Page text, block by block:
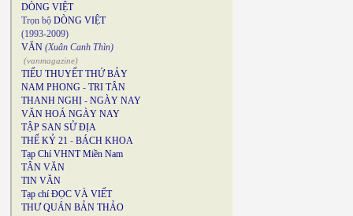
DÒNG VIỆT
Trọn bộ DÒNG VIỆT
(1993-2009)
VĂN (Xuân Canh Thìn)
(vanmagazine)
TIỂU THUYẾT THỨ BẢY
NAM PHONG - TRI TÂN
THANH NGHỊ - NGÀY NAY
VĂN HOÁ NGÀY NAY
TẬP SAN SỬ ĐỊA
THẾ KỶ 21 - BÁCH KHOA
Tạp Chí VHNT Miền Nam
TÂN VĂN
TIN VĂN
Tạp chí ĐỌC VÀ VIẾT
THƯ QUÁN BẢN THẢO